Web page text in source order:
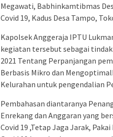
Megawati, Babhinkamtibmas
Covid 19, Kadus Desa Tampo,
Kapolsek Anggeraja IPTU
kegiatan tersebut sebagai
2021 Tentang Perpanjangan
Berbasis Mikro dan
Kelurahan untuk pengendalian
Pembahasan diantaranya
Enrekang dan Anggaran yang
Covid 19 ,Tetap Jaga Jarak,